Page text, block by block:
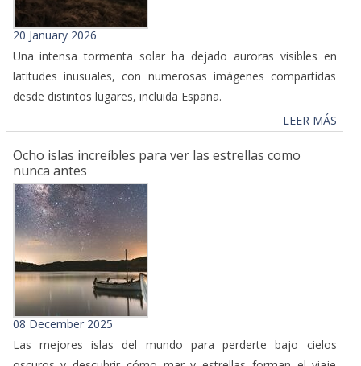
20 January 2026
Una intensa tormenta solar ha dejado auroras visibles en
latitudes inusuales, con numerosas imágenes compartidas
desde distintos lugares, incluida España.
LEER MÁS
Ocho islas increíbles para ver las estrellas como
nunca antes
08 December 2025
Las mejores islas del mundo para perderte bajo cielos